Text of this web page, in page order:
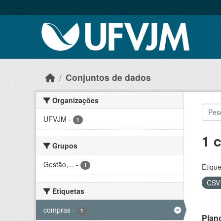
Conjuntos de dados
Organizações
UFVJM - 1
Grupos
Gestão,... - 1
Etiquetas
compras - 1
1